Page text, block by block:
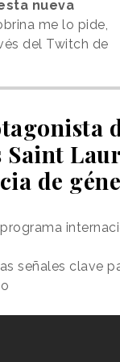
nueva
me lo pide,
del Twitch de
Saint
de
señales clave